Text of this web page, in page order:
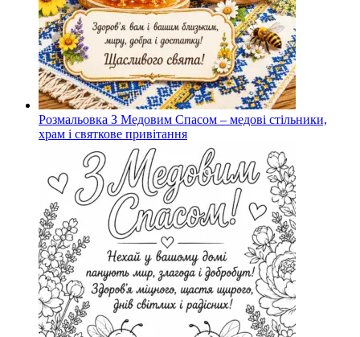
Розмальовка З Медовим Спасом – медові стільники,
храм і святкове привітання